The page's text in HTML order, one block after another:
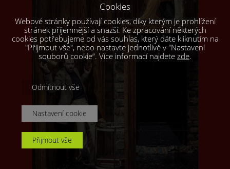
Cookies
Webové stránky používají cookies, díky kterým je prohlížení
stránek příjemnější a snazší. Ke zpracování některých
cookies potřebujeme od vás souhlas, který dáte kliknutím na
"Přijmout vše", nebo nastavte jednotlivě v "Nastavení
souborů cookie“. Více informací najdete zde.
Odmítnout vše
Nastavení cookie
Přijmout vše